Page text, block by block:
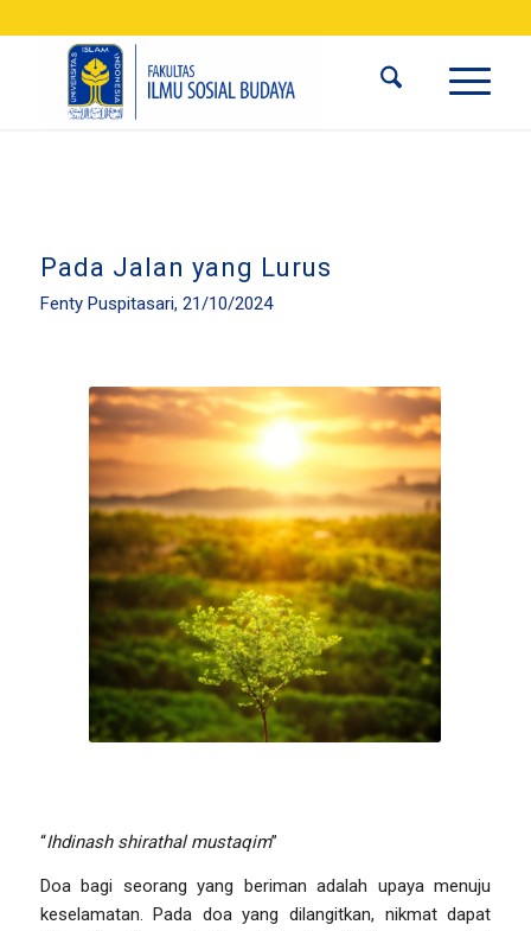
Pada Jalan yang Lurus
Fenty Puspitasari, 21/10/2024
“Ihdinash shirathal mustaqim”
Doa bagi seorang yang beriman adalah upaya menuju
keselamatan. Pada doa yang dilangitkan, nikmat dapat